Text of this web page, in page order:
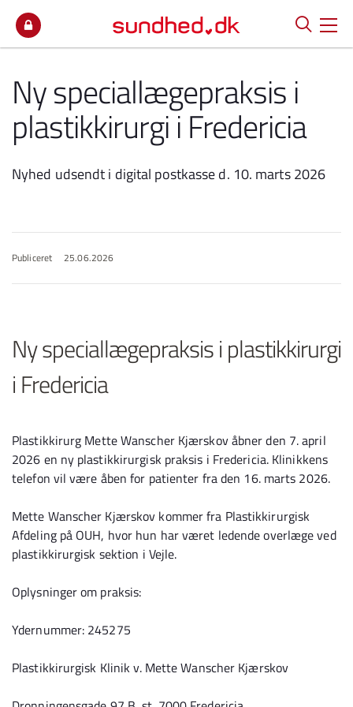
Ny speciallægepraksis i
plastikkirurgi i Fredericia
Nyhed udsendt i digital postkasse d. 10. marts 2026
Publiceret 25.06.2026
Ny speciallægepraksis i plastikkirurgi
i Fredericia
Plastikkirurg Mette Wanscher Kjærskov åbner den 7. april
2026 en ny plastikkirurgisk praksis i Fredericia. Klinikkens
telefon vil være åben for patienter fra den 16. marts 2026.
Mette Wanscher Kjærskov kommer fra Plastikkirurgisk
Afdeling på OUH, hvor hun har været ledende overlæge ved
plastikkirurgisk sektion i Vejle.
Oplysninger om praksis:
Ydernummer: 245275
Plastikkirurgisk Klinik v. Mette Wanscher Kjærskov